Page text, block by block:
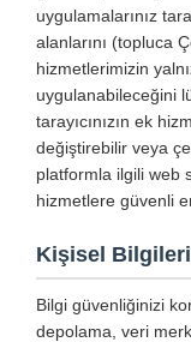
uygulamalarınız
alanlarını (topluca
hizmetlerimizin
uygulanabileceğini
tarayıcınızın ek
değiştirebilir veya
platformla ilgili web
hizmetlere güvenli
Kişisel
Bilgi güvenliğinizi
depolama, veri